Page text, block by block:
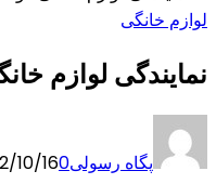
لوازم خانگی
نمایندگی لوازم
پگاه رسولی 10/160 نظر